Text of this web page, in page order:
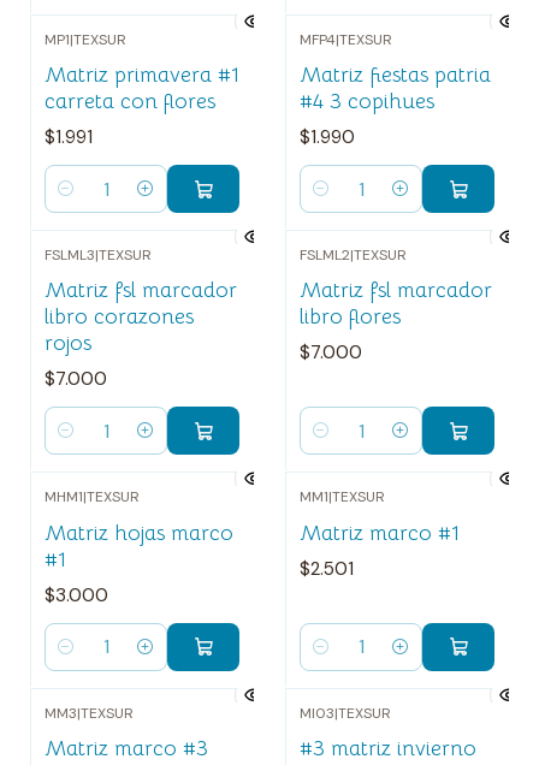
MP1|TEXSUR
Matriz primavera #1
carreta con flores
$1.991
Cantidad
MFP4|TEXSUR
Matriz fiestas patria
#4 3 copihues
$1.990
Cantidad
FSLML3|TEXSUR
Matriz fsl marcador
libro corazones
rojos
$7.000
Cantidad
FSLML2|TEXSUR
Matriz fsl marcador
libro flores
$7.000
Cantidad
MHM1|TEXSUR
Matriz hojas marco
#1
$3.000
Cantidad
MM1|TEXSUR
Matriz marco #1
$2.501
Cantidad
MM3|TEXSUR
Matriz marco #3
MI03|TEXSUR
#3 matriz invierno